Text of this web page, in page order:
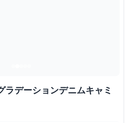
ラデーションデニムキャミ